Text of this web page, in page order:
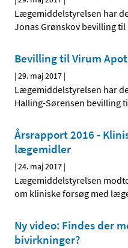
Lægemiddelstyrelsen har
Jonas Grønskov bevilling til
Bevilling til Virum
|29. maj 2017 |
Lægemiddelstyrelsen har
Halling-Sørensen bevilling
Årsrapport 2016 -
lægemidler
|24. maj 2017 |
Lægemiddelstyrelsen
om kliniske forsøg med
Ny video: Findes der
bivirkninger?